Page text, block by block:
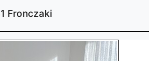
Fronczaki